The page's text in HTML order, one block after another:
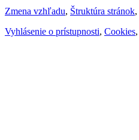
Zmena vzhľadu, Štruktúra stránok,
Vyhlásenie o prístupnosti, Cookies,